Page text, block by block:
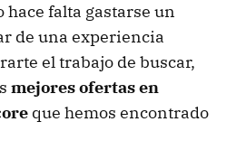
falta gastarse un
de una experiencia
el trabajo de buscar,
mejores ofertas en
que hemos encontrado